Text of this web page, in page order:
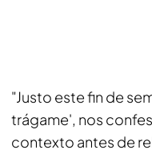
"Justo este fin de
trágame', nos
contexto antes de